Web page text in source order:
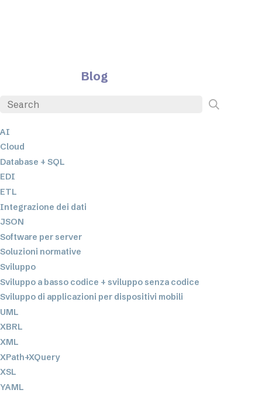
Blog
AI
Cloud
Database + SQL
EDI
ETL
Integrazione dei dati
JSON
Software per server
Soluzioni normative
Sviluppo
Sviluppo a basso codice + sviluppo senza codice
Sviluppo di applicazioni per dispositivi mobili
UML
XBRL
XML
XPath+XQuery
XSL
YAML